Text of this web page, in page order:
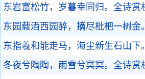
东岩富松竹，岁暮幸同归。 全诗赏
东园载酒西园醉，摘尽枇杷一树金。
东指羲和能走马，海尘新生石山下。
冬夜兮陶陶，雨雪兮冥冥。 全诗赏